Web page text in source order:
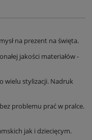
na prezent na święta.
jakości materiałów -
wielu stylizacji. Nadruk
problemu prać w pralce.
jak i dziecięcym.